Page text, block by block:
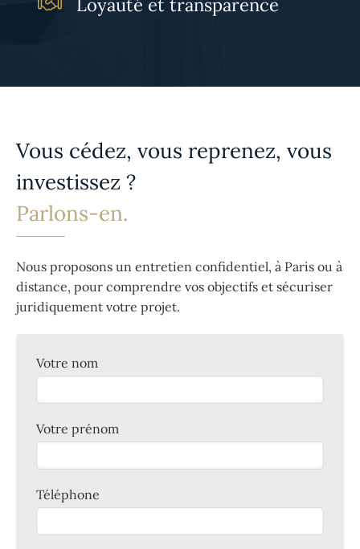
Loyauté et transparence
Vous cédez, vous reprenez, vous
investissez ?
Parlons-en.
Nous proposons un entretien confidentiel, à Paris ou à
distance, pour comprendre vos objectifs et sécuriser
juridiquement votre projet.
Votre nom
Votre prénom
Téléphone